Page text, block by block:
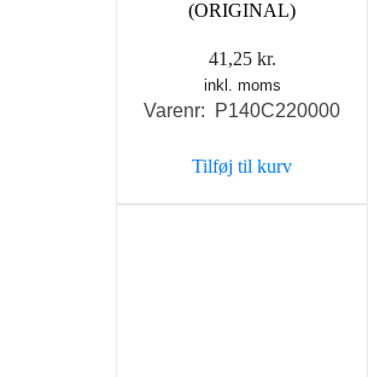
(ORIGINAL)
41,25 kr.
inkl. moms
Varenr: P140C220000
Tilføj til kurv